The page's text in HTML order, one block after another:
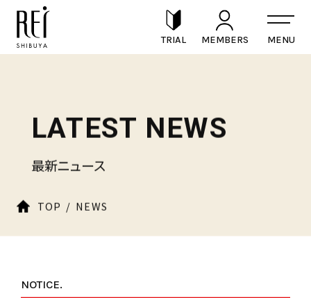
TRIAL MEMBERS
LATEST NEWS
最新ニュース
TOP NEWS
NOTICE.